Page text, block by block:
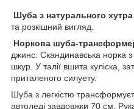
Шуба з натурального
та розкішний вигляд.
Норкова шуба-
джинс. Скандинавська норка
шкур. У талії вшита куліска,
приталеного силуету.
Шуба з легкістю
автоледі завдовжки 70 см.